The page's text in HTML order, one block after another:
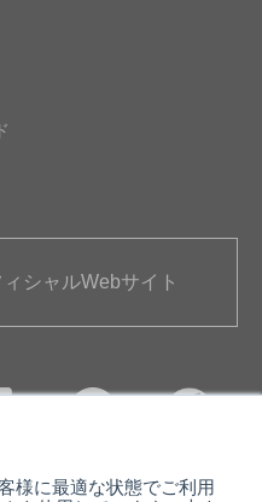
様に最適な状態でご利用
シャルWebサイト
ウェブサイト利用規約